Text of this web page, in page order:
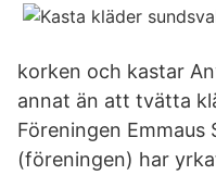
korken och kastar
annat än att tvätta
Föreningen Emmaus
(föreningen) har